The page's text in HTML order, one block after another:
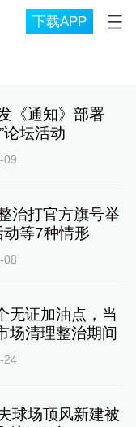
下载APP
《通知》部署
论坛活动
09
治打官方旗号举
动等7种情形
08
无证加油点，当
场清理整治期间
24
球场顶风新建被